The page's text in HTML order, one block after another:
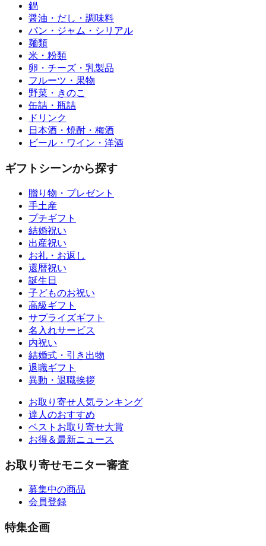
鍋
醤油・だし・調味料
パン・ジャム・シリアル
麺類
米・粉類
卵・チーズ・乳製品
フルーツ・果物
野菜・きのこ
缶詰・瓶詰
ドリンク
日本酒・焼酎・梅酒
ビール・ワイン・洋酒
ギフトシーンから探す
贈り物・プレゼント
手土産
プチギフト
結婚祝い
出産祝い
お礼・お返し
還暦祝い
誕生日
子どものお祝い
高級ギフト
サプライズギフト
名入れサービス
内祝い
結婚式・引き出物
退職ギフト
異動・退職挨拶
お取り寄せ人気ランキング
達人のおすすめ
ベストお取り寄せ大賞
お得＆最新ニュース
お取り寄せモニター審査
募集中の商品
会員登録
特集企画